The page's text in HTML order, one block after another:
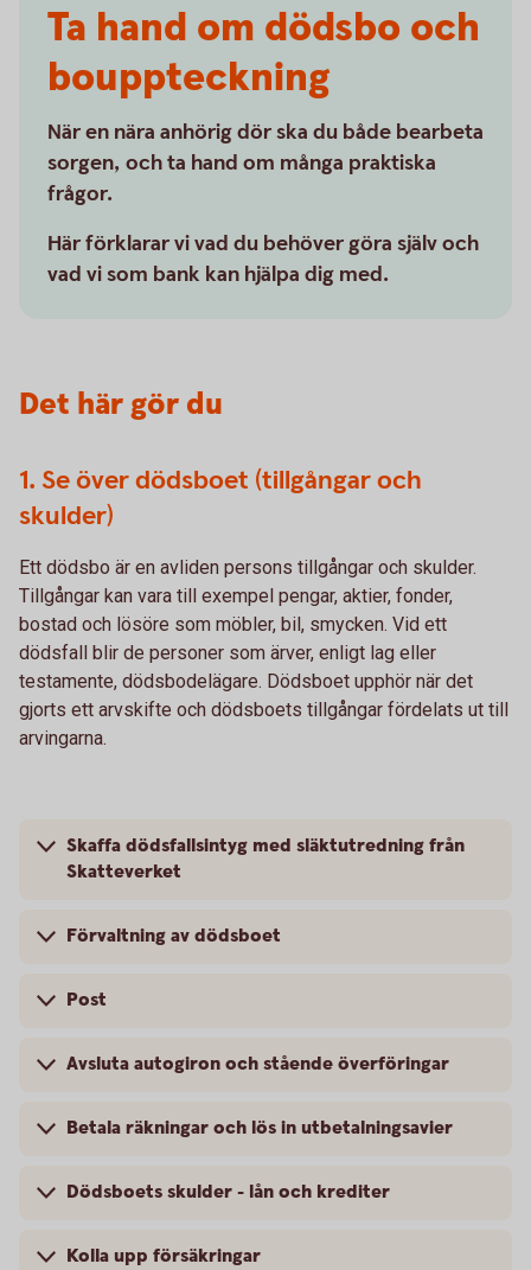
Ta hand om dödsbo och
bouppteckning
När en nära anhörig dör ska du både bearbeta
sorgen, och ta hand om många praktiska
frågor.
Här förklarar vi vad du behöver göra själv och
vad vi som bank kan hjälpa dig med.
Det här gör du
1. Se över dödsboet (tillgångar och
skulder)
Ett dödsbo är en avliden persons tillgångar och skulder.
Tillgångar kan vara till exempel pengar, aktier, fonder,
bostad och lösöre som möbler, bil, smycken. Vid ett
dödsfall blir de personer som ärver, enligt lag eller
testamente, dödsbodelägare. Dödsboet upphör när det
gjorts ett arvskifte och dödsboets tillgångar fördelats ut till
arvingarna.
Skaffa dödsfallsintyg med släktutredning från
Skatteverket
Förvaltning av dödsboet
Post
Avsluta autogiron och stående överföringar
Betala räkningar och lös in utbetalningsavier
Dödsboets skulder - lån och krediter
Kolla upp försäkringar